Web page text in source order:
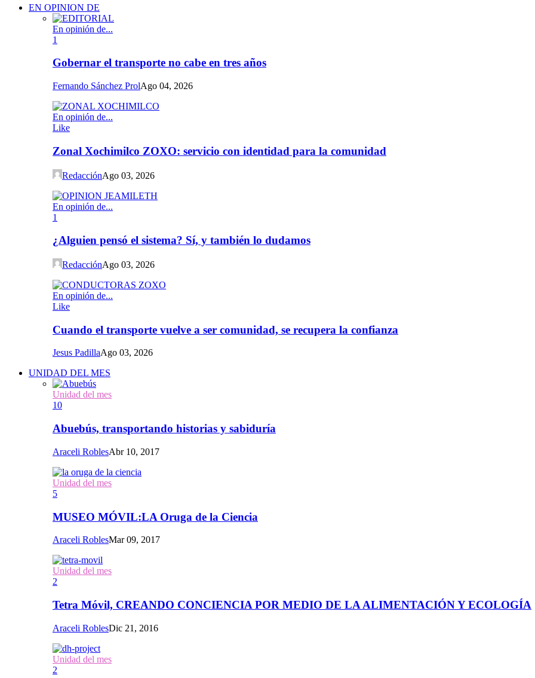
EN OPINION DE
En opinión de...
1
Gobernar el transporte no cabe en tres años
Fernando Sánchez ProlAgo 04, 2026
En opinión de...
Like
Zonal Xochimilco ZOXO: servicio con identidad para la comunidad
RedacciónAgo 03, 2026
En opinión de...
1
¿Alguien pensó el sistema? Sí, y también lo dudamos
RedacciónAgo 03, 2026
En opinión de...
Like
Cuando el transporte vuelve a ser comunidad, se recupera la confianza
Jesus PadillaAgo 03, 2026
UNIDAD DEL MES
Unidad del mes
10
Abuebús, transportando historias y sabiduría
Araceli RoblesAbr 10, 2017
Unidad del mes
5
MUSEO MÓVIL:LA Oruga de la Ciencia
Araceli RoblesMar 09, 2017
Unidad del mes
2
Tetra Móvil, CREANDO CONCIENCIA POR MEDIO DE LA ALIMENTACIÓN Y ECOLOGÍA
Araceli RoblesDic 21, 2016
Unidad del mes
2